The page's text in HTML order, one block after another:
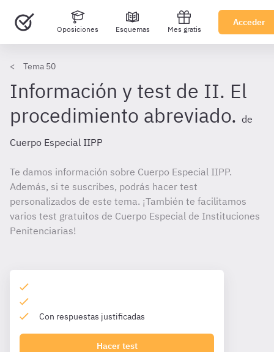
Oposiciones Esquemas Mes gratis
Acceder
Tema 50
Información y test de II. El
procedimiento abreviado. de
Cuerpo Especial IIPP
Te damos información sobre Cuerpo Especial IIPP.
Además, si te suscribes, podrás hacer test
personalizados de este tema. ¡También te facilitamos
varios test gratuitos de Cuerpo Especial de Instituciones
Penitenciarias!
Con respuestas justificadas
Hacer test